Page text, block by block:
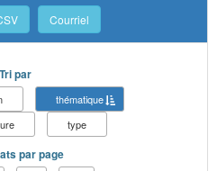
Courriel
Tri par
thématique
type
par page